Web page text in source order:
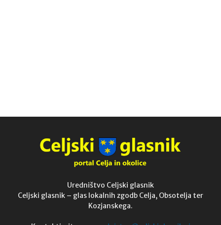
Uredništvo Celjski glasnik
Celjski glasnik – glas lokalnih zgodb Celja, Obsotelja ter
Kozjanskega.